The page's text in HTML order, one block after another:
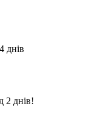
днів
2 днів!